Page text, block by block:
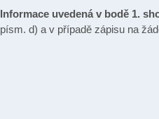
Informace uvedená v bodě 1.
písm. d) a v případě zápisu na